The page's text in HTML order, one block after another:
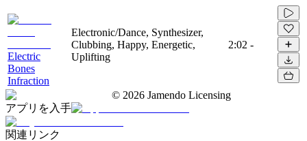
Electric
Bones
Infraction
Electronic/Dance, Synthesizer,
Clubbing, Happy, Energetic,
Uplifting
2:02 -
© 2026 Jamendo Licensing
アプリを入手
関連リンク